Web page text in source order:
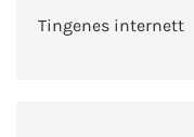
Tingenes internett